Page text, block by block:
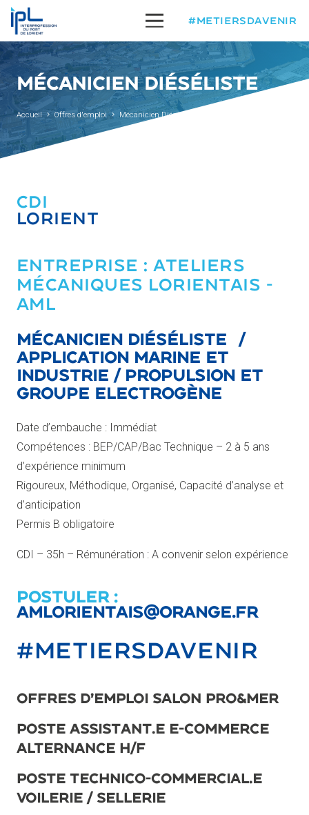
#METIERSDAVENIR
MÉCANICIEN DIÉSÉLISTE
Accueil Offres d'emploi Mécanicien Diéséliste
CDI
LORIENT
ENTREPRISE :ATELIERS
MÉCANIQUES LORIENTAIS -
AML
Mécanicien Diéséliste /
Application Marine et
Industrie / Propulsion et
Groupe Electrogène
Date d’embauche : Immédiat
Compétences : BEP/CAP/Bac Technique – 2 à 5 ans
d’expérience minimum
Rigoureux, Méthodique, Organisé, Capacité d’analyse et
d’anticipation
Permis B obligatoire
CDI – 35h – Rémunération : A convenir selon expérience
POSTULER :
amlorientais@orange.fr
#METIERSDAVENIR
Offres d’emploi Salon Pro&Mer
Poste Assistant.e e-commerce
alternance h/f
Poste Technico-commercial.e
voilerie / sellerie